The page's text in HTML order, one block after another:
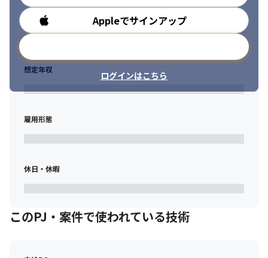
Appleでサインアップ
ログインはこちら
勤務時間
想定年収
雇用形態
休日・休暇
このPJ・案件で使われている技術